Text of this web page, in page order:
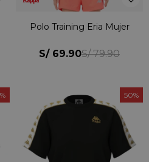
Polo Training Eria Mujer
S/ 69.90S/ 79.90
50